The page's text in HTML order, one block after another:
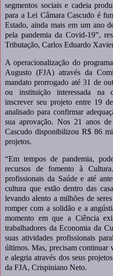
segmentos sociais e cadeia
para a Lei Câmara Cascudo é
Estado, ainda mais em um ano
pela pandemia da Covid-19”,
Tributação, Carlos Eduardo
A operacionalização do
Augusto (FJA) através da
mandato prorrogado até 31 de
ou instituição interessada na
inscrever seu projeto entre 19
analisado para confirmar
sua aprovação. Nos 21 anos
Cascudo disponibilizou R$ 86
projetos.
“Em tempos de pandemia,
recursos de fomento à
profissionais da Saúde e até
cultura que estão dentro das
levando alento a milhões de
romper com a solidão e a
momento em que a Ciência
trabalhadores da Economia da
suas atividades profissionais
últimos. Mas, precisam continuar
e alegria através dos seus
da FJA, Crispiniano Neto.